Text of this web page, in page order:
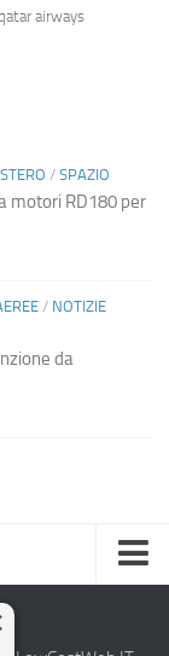
airways
/ SPAZIO
motori RD180 per
/ NOTIZIE
da